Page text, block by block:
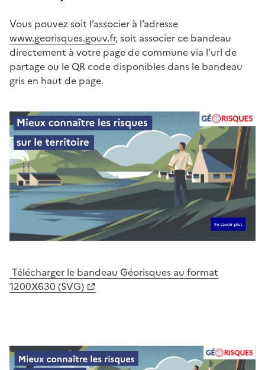
Vous pouvez soit l’associer à l’adresse
www.georisques.gouv.fr, soit associer ce bandeau
directement à votre page de commune via l'url de
partage ou le QR code disponibles dans le bandeau
gris en haut de page.
Télécharger le bandeau Géorisques au format
1200X630 (SVG)